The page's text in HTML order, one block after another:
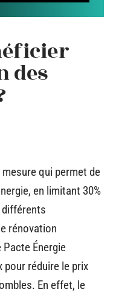
des
qui permet de
en limitant 30%
rénovation
Énergie
pour réduire le prix
En effet, le